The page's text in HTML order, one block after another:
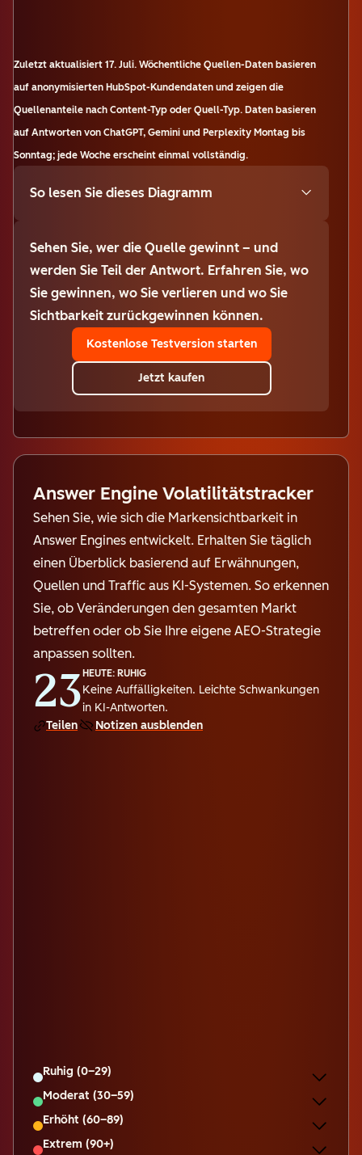
Zuletzt aktualisiert 17. Juli. Wöchentliche Quellen-Daten basieren
auf anonymisierten HubSpot-Kundendaten und zeigen die
Quellenanteile nach Content-Typ oder Quell-Typ. Daten basieren
auf Antworten von ChatGPT, Gemini und Perplexity Montag bis
Sonntag; jede Woche erscheint einmal vollständig.
So lesen Sie dieses Diagramm
Sehen Sie, wer die Quelle gewinnt – und
werden Sie Teil der Antwort. Erfahren Sie, wo
Sie gewinnen, wo Sie verlieren und wo Sie
Sichtbarkeit zurückgewinnen können.
Kostenlose Testversion starten
Jetzt kaufen
Answer Engine Volatilitätstracker
Sehen Sie, wie sich die Markensichtbarkeit in
Answer Engines entwickelt. Erhalten Sie täglich
einen Überblick basierend auf Erwähnungen,
Quellen und Traffic aus KI-Systemen. So erkennen
Sie, ob Veränderungen den gesamten Markt
betreffen oder ob Sie Ihre eigene AEO-Strategie
anpassen sollten.
23HEUTE: RUHIG
Keine Auffälligkeiten. Leichte Schwankungen
in KI-Antworten.
Teilen
Notizen ausblenden
Ruhig (0–29)
Moderat (30–59)
Erhöht (60–89)
Extrem (90+)